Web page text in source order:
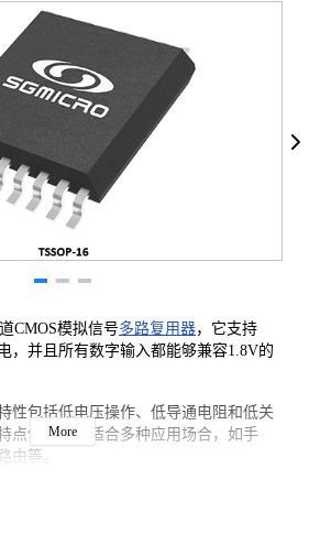
CMOS模拟信号多路复用器，它支持
，并且所有数字输入都能够兼容1.8V的
性包括低电压操作、低导通电阻和低关
点使其非常适合多种应用场合，如手
由等。
More